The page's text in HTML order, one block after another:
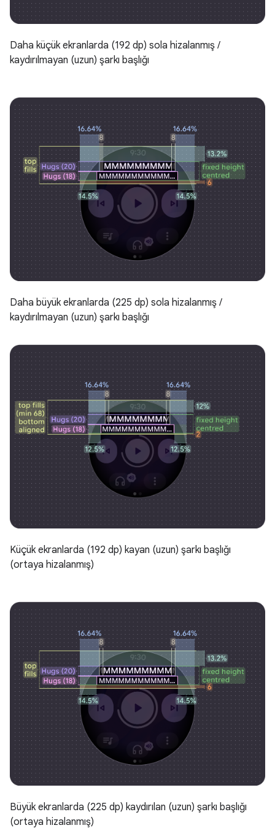
Daha küçük ekranlarda (192 dp) sola hizalanmış /
kaydırılmayan (uzun) şarkı başlığı
Daha büyük ekranlarda (225 dp) sola hizalanmış /
kaydırılmayan (uzun) şarkı başlığı
Küçük ekranlarda (192 dp) kayan (uzun) şarkı başlığı
(ortaya hizalanmış)
Büyük ekranlarda (225 dp) kaydırılan (uzun) şarkı başlığı
(ortaya hizalanmış)